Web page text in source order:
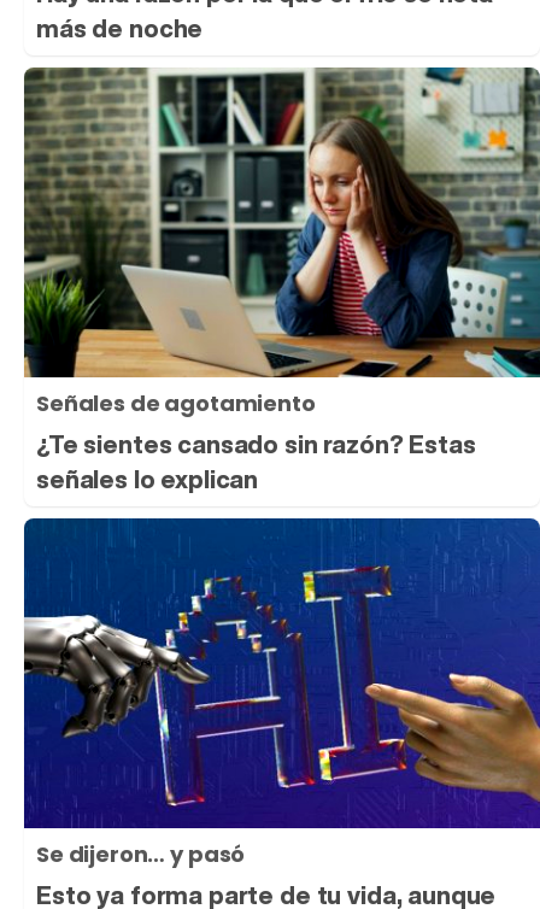
más de noche
Señales de agotamiento
¿Te sientes cansado sin razón? Estas
señales lo explican
Se dijeron… y pasó
Esto ya forma parte de tu vida, aunque